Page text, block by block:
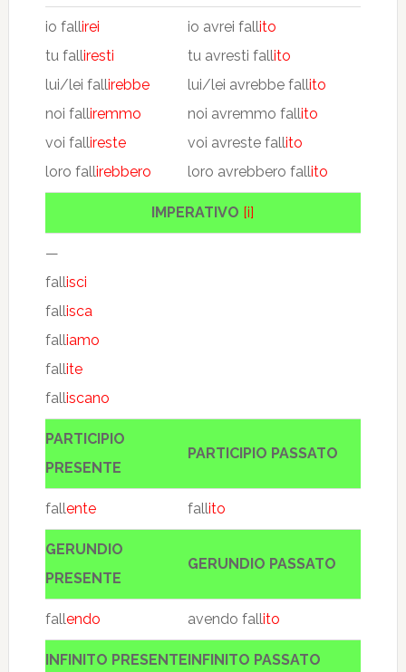
io fallirei
tu falliresti
lui/lei fallirebbe
noi falliremmo
voi fallireste
loro fallirebbero
io avrei fallito
tu avresti fallito
lui/lei avrebbe fallito
noi avremmo fallito
voi avreste fallito
loro avrebbero fallito
IMPERATIVO [i]
—
fallisci
fallisca
falliamo
fallite
falliscano
PARTICIPIO
PRESENTE
PARTICIPIO PASSATO
fallente fallito
GERUNDIO
PRESENTE
GERUNDIO PASSATO
fallendo avendo fallito
INFINITO PRESENTEINFINITO PASSATO